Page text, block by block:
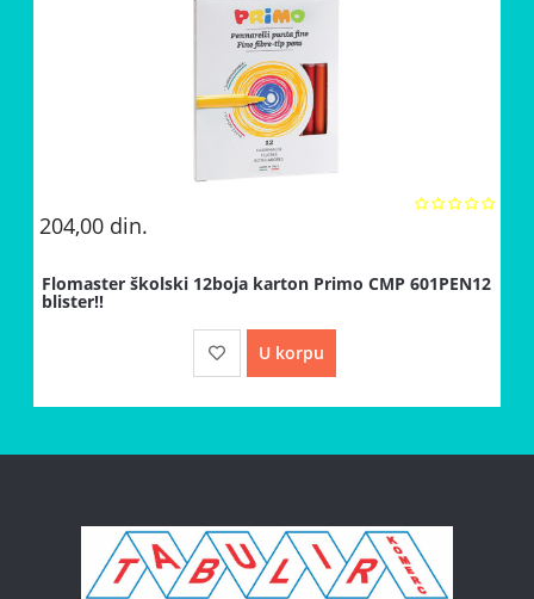
204,00 din.
Flomaster školski 12boja karton Primo CMP 601PEN12
blister!!
U korpu